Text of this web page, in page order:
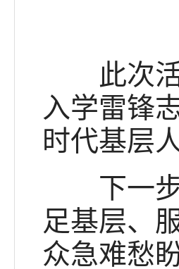
此次活
入学雷锋
时代基层
下一步
足基层、
众急难愁